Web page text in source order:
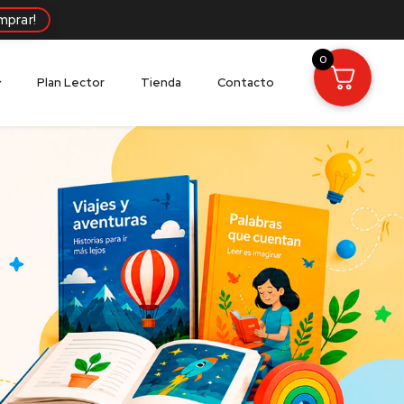
Plan Lector Tienda Contacto
0